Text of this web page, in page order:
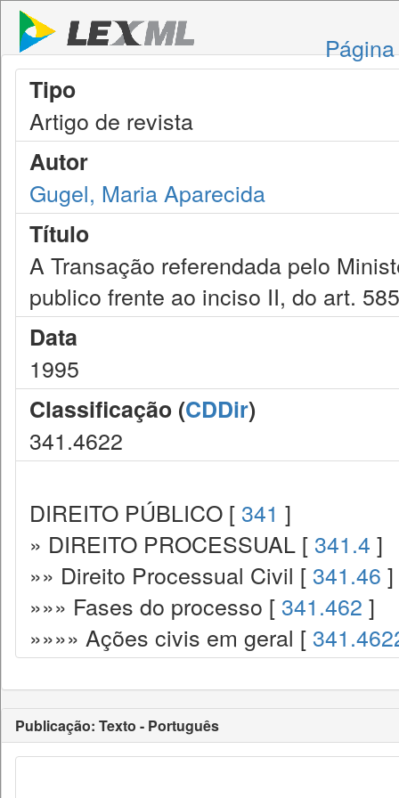
Tipo
Artigo de revista
Autor
Gugel, Maria Aparecida
Título
A Transação referendada pelo
publico frente ao inciso II, do art.
Data
1995
Classificação (CDDir)
341.4622
DIREITO PÚBLICO [ 341 ]
» DIREITO PROCESSUAL [ 341.4 ]
»» Direito Processual Civil [ 341.46 ]
»»» Fases do processo [ 341.462 ]
»»»» Ações civis em geral [
Publicação: Texto - Português